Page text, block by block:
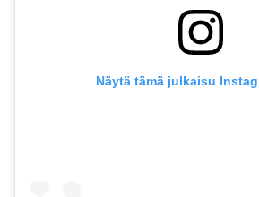
Näytä tämä julkaisu